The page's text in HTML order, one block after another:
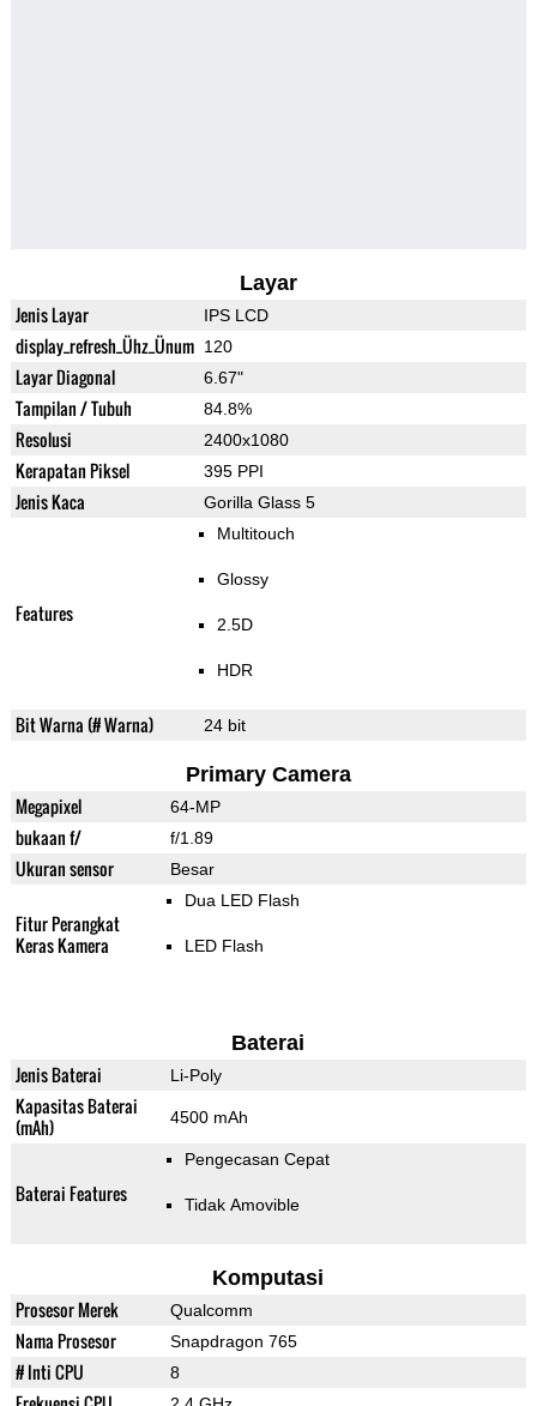
Layar
Jenis Layar IPS LCD
display_refresh_Ühz_Ünum 120
Layar Diagonal 6.67"
Tampilan / Tubuh 84.8%
Resolusi 2400x1080
Kerapatan Piksel 395 PPI
Jenis Kaca Gorilla Glass 5
Features
Multitouch
Glossy
2.5D
HDR
Bit Warna (# Warna) 24 bit
Primary Camera
Megapixel 64-MP
bukaan f/ f/1.89
Ukuran sensor Besar
Fitur Perangkat
Keras Kamera
Dua LED Flash
LED Flash
Baterai
Jenis Baterai Li-Poly
Kapasitas Baterai
(mAh)
4500 mAh
Baterai Features
Pengecasan Cepat
Tidak Amovible
Komputasi
Prosesor Merek Qualcomm
Nama Prosesor Snapdragon 765
# Inti CPU 8